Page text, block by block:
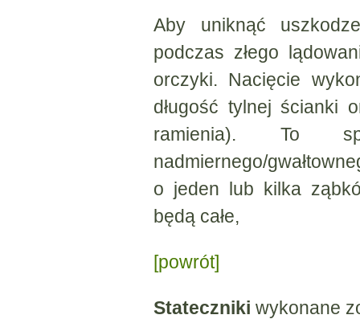
Aby uniknąć
podczas złego
orczyki. Nacięcie
długość tylnej ścianki
ramienia). To
nadmiernego/
o jeden lub kilka
będą całe,
[powrót]
Stateczniki wykonane